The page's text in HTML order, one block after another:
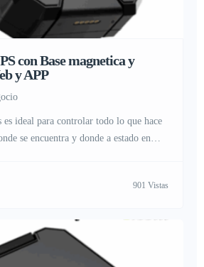
con Base magnetica y
y APP
es ideal para controlar todo lo que hace
se encuentra y donde a estado en
para uso continuado sin parar de hasta
en modo ahorro el cual gracias a la […]
901 Vistas